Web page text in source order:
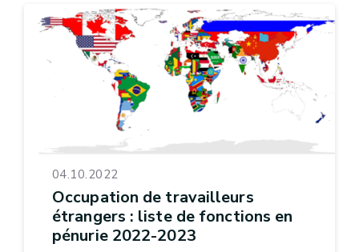
04.10.2022
Occupation de travailleurs
étrangers : liste de fonctions en
pénurie 2022-2023